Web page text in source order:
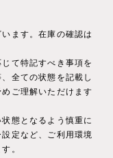
ます。在庫の確認は
て特記すべき事項を
全ての状態を記載し
ご理解いただけます
態となるよう慎重に
定など、ご利用環境
。